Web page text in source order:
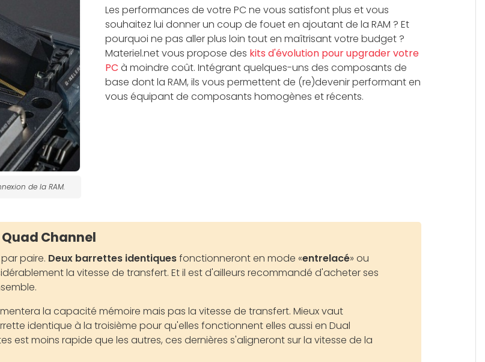
Les performances de votre PC ne vous satisfont plus et vous
souhaitez lui donner un coup de fouet en ajoutant de la RAM ? Et
pourquoi ne pas aller plus loin tout en maîtrisant votre budget ?
Materiel.net vous propose des kits d'évolution pour upgrader votre
PC à moindre coût. Intégrant quelques-uns des composants de
base dont la RAM, ils vous permettent de (re)devenir performant en
vous équipant de composants homogènes et récents.
de la RAM.
Channel
paire. Deux barrettes identiquesfonctionneront en mode «entrelacé» ou
la vitesse de transfert. Et il est d'ailleurs recommandé d'acheter ses
la capacité mémoire mais pas la vitesse de transfert. Mieux vaut
identique à la troisième pour qu'elles fonctionnent elles aussi en Dual
est moins rapide que les autres, ces dernières s'aligneront sur la vitesse de la